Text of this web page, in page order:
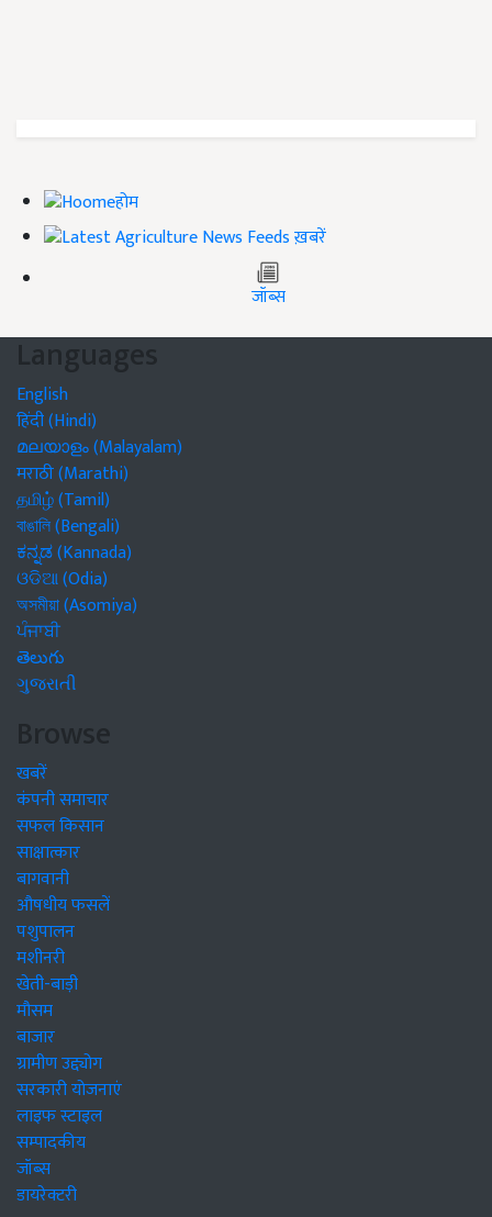
होम
ख़बरें
जॉब्स
Languages
English
हिंदी (Hindi)
മലയാളം (Malayalam)
मराठी (Marathi)
தமிழ் (Tamil)
বাঙালি (Bengali)
ಕನ್ನಡ (Kannada)
ଓଡିଆ (Odia)
অসমীয়া (Asomiya)
ਪੰਜਾਬੀ
తెలుగు
ગુજરાતી
Browse
खबरें
कंपनी समाचार
सफल किसान
साक्षात्कार
बागवानी
औषधीय फसलें
पशुपालन
मशीनरी
खेती-बाड़ी
मौसम
बाजार
ग्रामीण उद्द्योग
सरकारी योजनाएं
लाइफ स्टाइल
सम्पादकीय
जॉब्स
डायरेक्टरी